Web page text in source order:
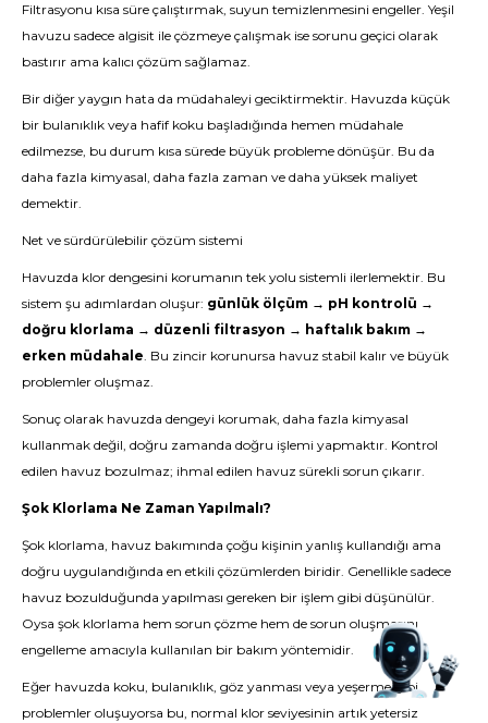
Filtrasyonu kısa süre çalıştırmak, suyun temizlenmesini engeller. Yeşil
havuzu sadece algisit ile çözmeye çalışmak ise sorunu geçici olarak
bastırır ama kalıcı çözüm sağlamaz.
Bir diğer yaygın hata da müdahaleyi geciktirmektir. Havuzda küçük
bir bulanıklık veya hafif koku başladığında hemen müdahale
edilmezse, bu durum kısa sürede büyük probleme dönüşür. Bu da
daha fazla kimyasal, daha fazla zaman ve daha yüksek maliyet
demektir.
Net ve sürdürülebilir çözüm sistemi
Havuzda klor dengesini korumanın tek yolu sistemli ilerlemektir. Bu
sistem şu adımlardan oluşur: günlük ölçüm → pH kontrolü →
doğru klorlama → düzenli filtrasyon → haftalık bakım →
erken müdahale. Bu zincir korunursa havuz stabil kalır ve büyük
problemler oluşmaz.
Sonuç olarak havuzda dengeyi korumak, daha fazla kimyasal
kullanmak değil, doğru zamanda doğru işlemi yapmaktır. Kontrol
edilen havuz bozulmaz; ihmal edilen havuz sürekli sorun çıkarır.
Şok Klorlama Ne Zaman Yapılmalı?
Şok klorlama, havuz bakımında çoğu kişinin yanlış kullandığı ama
doğru uygulandığında en etkili çözümlerden biridir. Genellikle sadece
havuz bozulduğunda yapılması gereken bir işlem gibi düşünülür.
Oysa şok klorlama hem sorun çözme hem de sorun oluşmasını
engelleme amacıyla kullanılan bir bakım yöntemidir.
Eğer havuzda koku, bulanıklık, göz yanması veya yeşerme gibi
problemler oluşuyorsa bu, normal klor seviyesinin artık yetersiz